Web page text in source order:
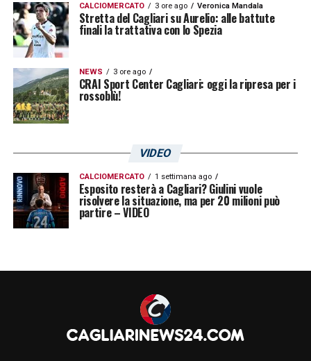
CALCIOMERCATO 3 ore ago Veronica Mandala
Stretta del Cagliari su Aurelio: alle battute
finali la trattativa con lo Spezia
NEWS 3 ore ago
CRAI Sport Center Cagliari: oggi la ripresa per i
rossoblù!
VIDEO
CALCIOMERCATO 1 settimana ago
Esposito resterà a Cagliari? Giulini vuole
risolvere la situazione, ma per 20 milioni può
partire – VIDEO